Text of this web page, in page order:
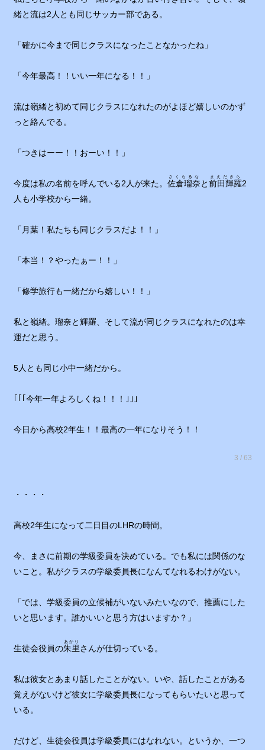
緒と流は2人とも同じサッカー部である。
「確かに今まで同じクラスになったことなかったね」
「今年最高！！いい一年になる！！」
流は嶺緒と初めて同じクラスになれたのがよほど嬉しいのかず
っと絡んでる。
「つきはーー！！おーい！！」
今度は私の名前を呼んでいる2人が来た。 佐倉瑠奈
さくらるな
と前田輝羅
まえだきら
2
人も小学校から一緒。
「月葉！私たちも同じクラスだよ！！」
「本当！？やったぁー！！」
「修学旅行も一緒だから嬉しい！！」
私と嶺緒。瑠奈と輝羅、そして流が同じクラスになれたのは幸
運だと思う。
5人とも同じ小中一緒だから。
｢｢｢今年一年よろしくね！！！｣｣｣
今日から高校2年生！！最高の一年になりそう！！
3 / 63
・・・・
高校2年生になって二日目のLHRの時間。
今、まさに前期の学級委員を決めている。でも私には関係のな
いこと。私がクラスの学級委員長になんてなれるわけがない。
「では、学級委員の立候補がいないみたいなので、推薦にした
いと思います。誰かいいと思う方はいますか？」
生徒会役員の朱里
あかり
さんが仕切っている。
私は彼女とあまり話したことがない。いや、話したことがある
覚えがないけど彼女に学級委員長になってもらいたいと思って
いる。
だけど、生徒会役員は学級委員にはなれない。というか、一つ